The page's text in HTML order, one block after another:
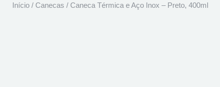
Início/ Canecas / Caneca Térmica e Aço Inox – Preto, 400ml